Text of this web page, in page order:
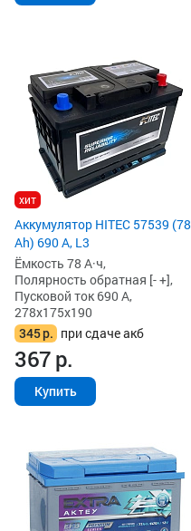
хит
Аккумулятор HITEC 57539 (78
Ah) 690 А, L3
Ёмкость 78 А·ч,
Полярность обратная [- +],
Пусковой ток 690 А,
278x175x190
345р. при сдаче акб
367р.
Купить